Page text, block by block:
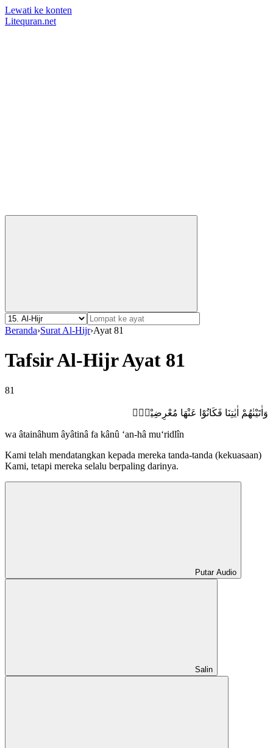
Lewati ke konten
Litequran.net
Beranda›Surat Al-Hijr›Ayat 81
Tafsir Al-Hijr Ayat 81
81
وَاٰتَيْنٰهُمْ اٰيٰتِنَا فَكَانُوْا عَنْهَا مُعْرِضِيْنَۙ
wa âtainâhum âyâtinâ fa kânû ‘an-hâ mu‘ridlîn
Kami telah mendatangkan kepada mereka tanda-tanda (kekuasaan)
Kami, tetapi mereka selalu berpaling darinya.
Putar Audio
Salin